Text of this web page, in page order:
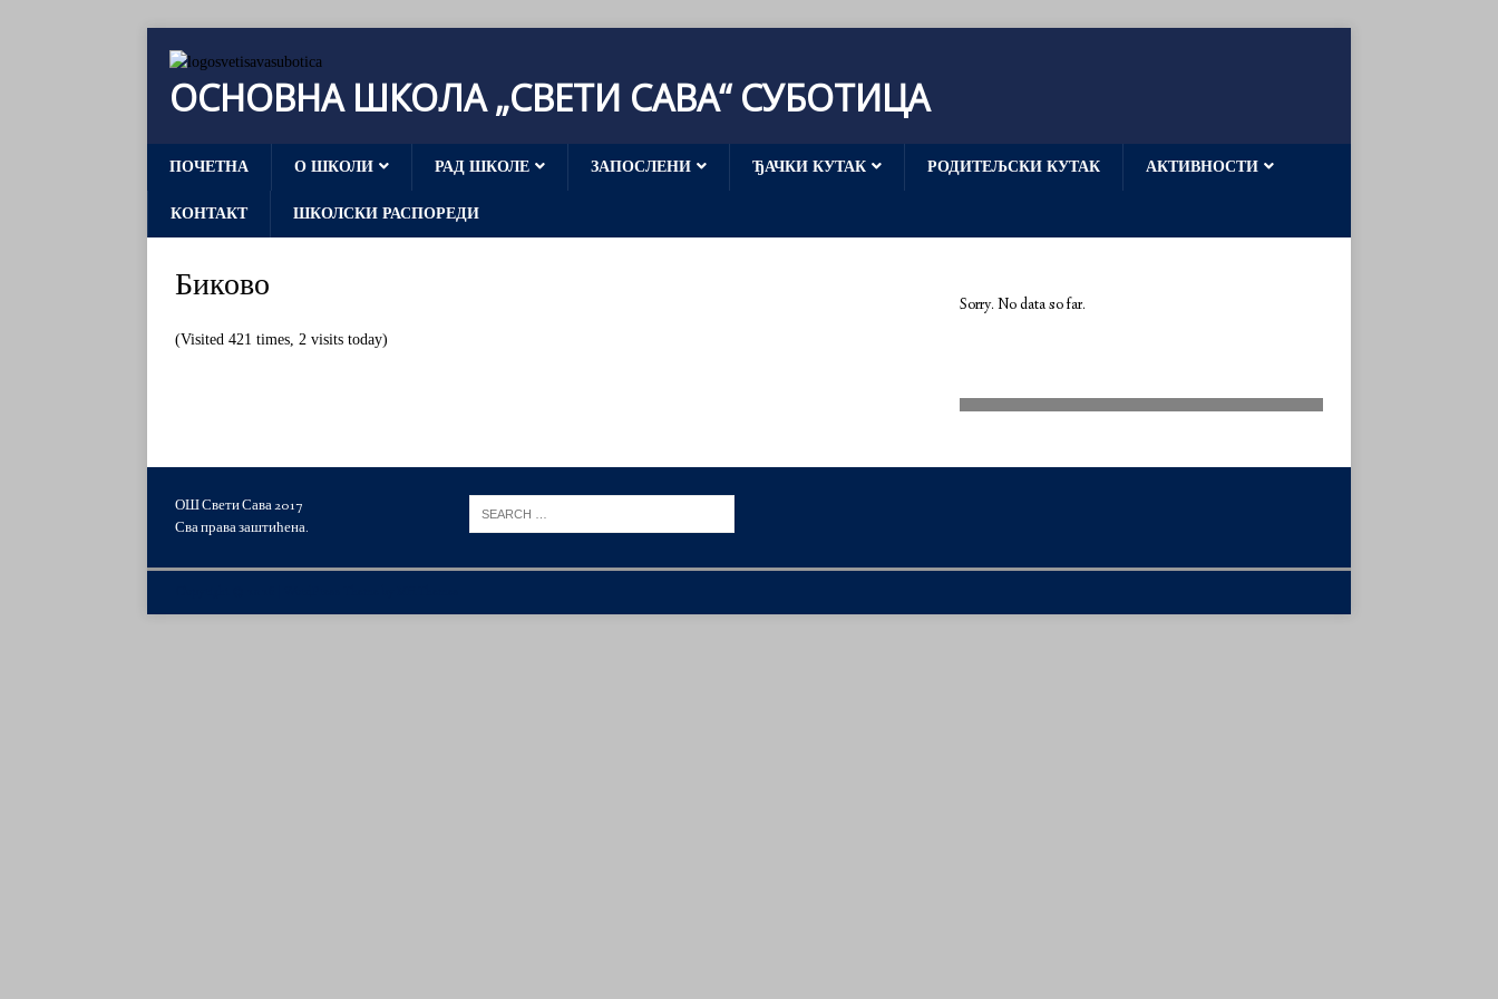
ОСНОВНА ШКОЛА „СВЕТИ САВА“ СУБОТИЦА
ПОЧЕТНА О ШКОЛИ РАД ШКОЛЕ ЗАПОСЛЕНИ ЂАЧКИ КУТАК РОДИТЕЉСКИ КУТАК АКТИВНОСТИ
КОНТАКТ ШКОЛСКИ РАСПОРЕДИ
Биково
(Visited 421 times, 2 visits today)
Sorry. No data so far.
ОШ Свети Сава 2017
Сва права заштићена.